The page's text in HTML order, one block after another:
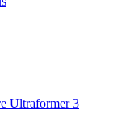
Ultraformer 3